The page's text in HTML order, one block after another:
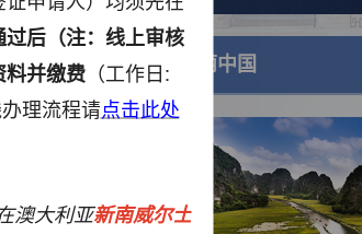
美丽中国
过后（注：线上审核
并缴费（工作日:
理流程请点击此处
澳大利亚新南威尔士